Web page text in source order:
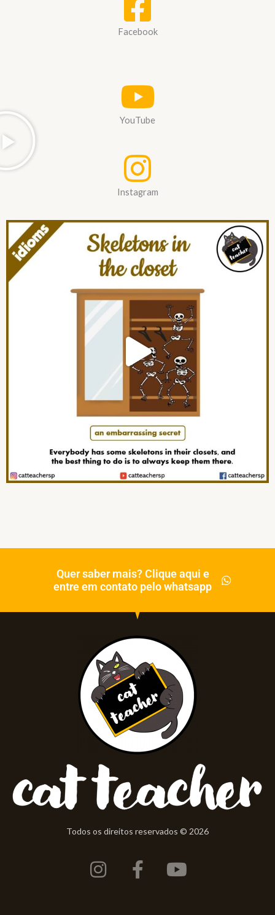
Facebook
YouTube
Instagram
Quer saber mais? Clique aqui e
entre em contato pelo whatsapp
Todos os direitos reservados © 2026
Instagram
Facebook-
f
Youtube